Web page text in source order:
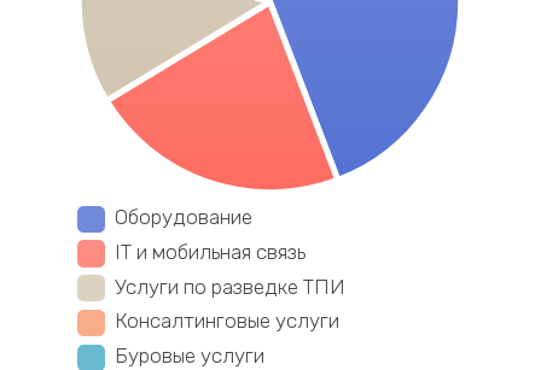
Оборудование
IT и мобильная связь
Услуги по разведке ТПИ
Консалтинговые услуги
Буровые услуги